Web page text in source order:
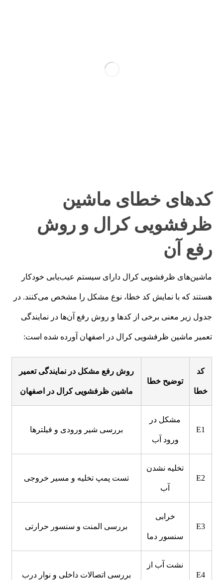
کدهای خطای ماشین
ظرفشویی کرال و روش
رفع آن
ماشین‌های ظرفشویی کرال دارای سیستم عیب‌یابی خودکار
هستند که با نمایش کد خطا، نوع مشکل را مشخص می‌کنند. در
جدول زیر معنی برخی از کدها و روش رفع آن‌ها در نمایندگی
تعمیر ماشین ظرفشویی کرال در اصفهان آورده شده است:
کد
خطا
توضیح خطا
روش رفع مشکل در نمایندگی تعمیر
ماشین ظرفشویی کرال در اصفهان
E1
مشکل در
ورود آب
بررسی شیر ورودی و فیلترها
E2
تخلیه نشدن
آب
تست پمپ تخلیه و مسیر خروجی
E3
خرابی
سنسور دما
بررسی المنت و سنسور حرارتی
E4
نشت آب از
بررسی اتصالات داخلی و نوار درب